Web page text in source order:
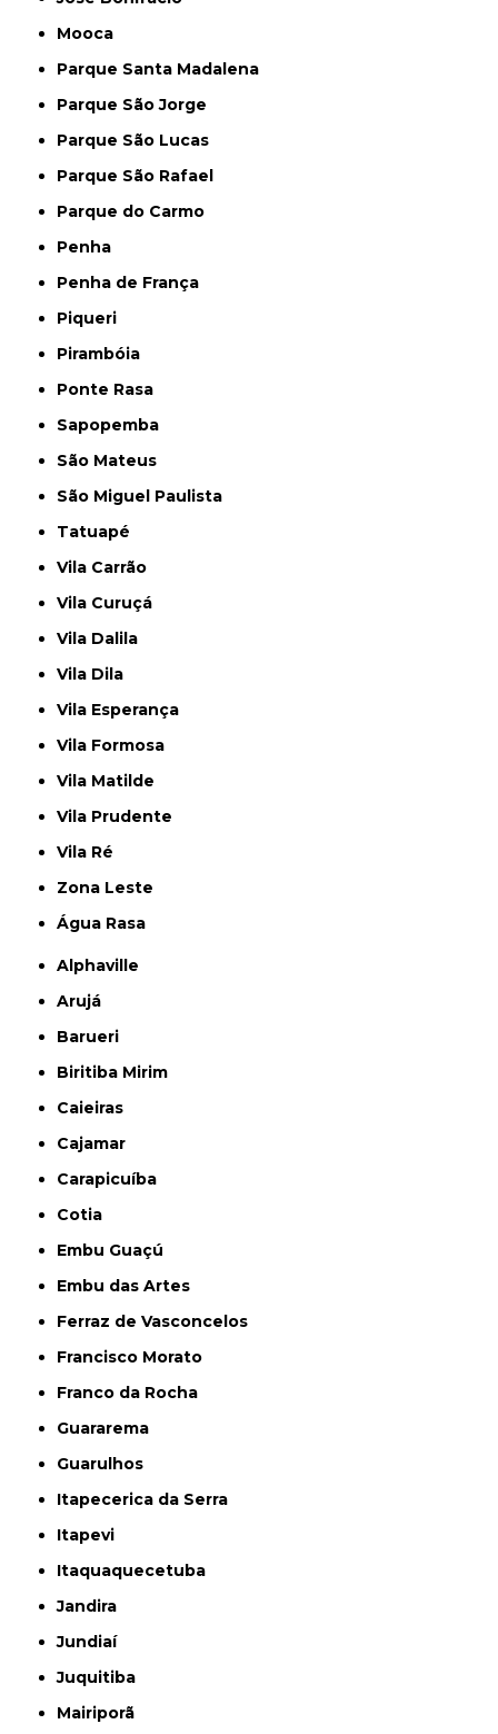
Mooca
Parque Santa Madalena
Parque São Jorge
Parque São Lucas
Parque São Rafael
Parque do Carmo
Penha
Penha de França
Piqueri
Pirambóia
Ponte Rasa
Sapopemba
São Mateus
São Miguel Paulista
Tatuapé
Vila Carrão
Vila Curuçá
Vila Dalila
Vila Dila
Vila Esperança
Vila Formosa
Vila Matilde
Vila Prudente
Vila Ré
Zona Leste
Água Rasa
Alphaville
Arujá
Barueri
Biritiba Mirim
Caieiras
Cajamar
Carapicuíba
Cotia
Embu Guaçú
Embu das Artes
Ferraz de Vasconcelos
Francisco Morato
Franco da Rocha
Guararema
Guarulhos
Itapecerica da Serra
Itapevi
Itaquaquecetuba
Jandira
Jundiaí
Juquitiba
Mairiporã